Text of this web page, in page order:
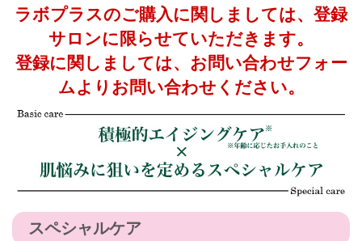
ラボプラスのご購入に関しましては、登録
サロンに限らせていただきます。
登録に関しましては、お問い合わせフォー
ムよりお問い合わせください。
スペシャルケア